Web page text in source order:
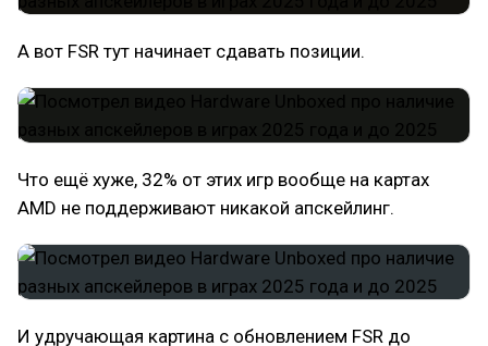
А вот FSR тут начинает сдавать позиции.
Что ещё хуже, 32% от этих игр вообще на картах
AMD не поддерживают никакой апскейлинг.
И удручающая картина с обновлением FSR до